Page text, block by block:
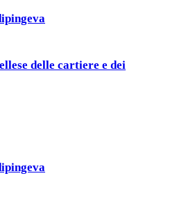
delle cartiere e dei